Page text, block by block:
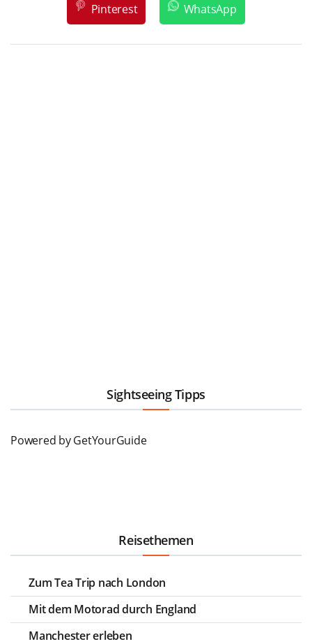
Pinterest WhatsApp
Sightseeing Tipps
Powered byGetYourGuide
Reisethemen
Zum Tea Trip nach London
Mit dem Motorad durch England
Manchester erleben